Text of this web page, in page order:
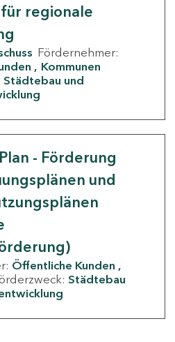
regionale
Fördernehmer:
Kommunen
Städtebau und
- Förderung
und
Öffentliche Kunden
Städtebau